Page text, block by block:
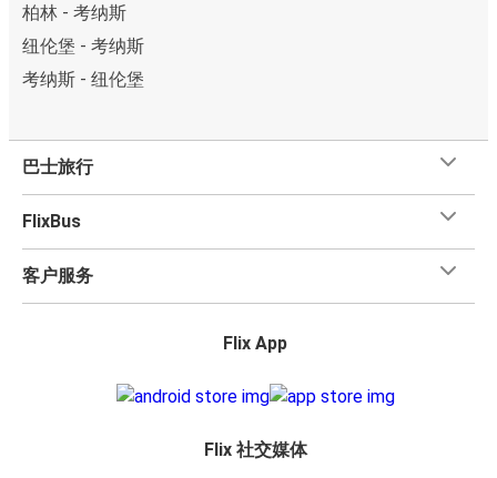
柏林 - 考纳斯
纽伦堡 - 考纳斯
考纳斯 - 纽伦堡
巴士旅行
FlixBus
客户服务
Flix App
Flix 社交媒体